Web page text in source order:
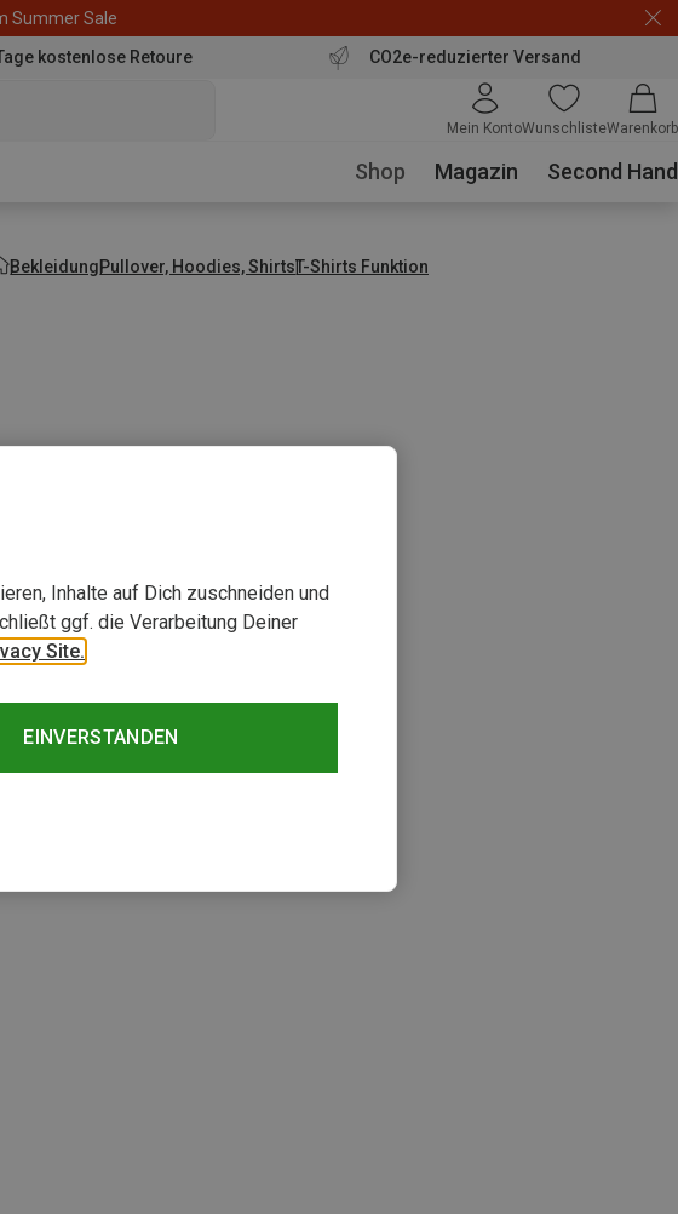
Summer Sale
kostenlose Retoure CO2e-reduzierter Versand
Mein KontoWunschlisteWarenkorb
Shop Magazin Second Hand
BekleidungPullover, Hoodies, ShirtsT-Shirts Funktion
Inhalte auf Dich zuschneiden und
ggf. die Verarbeitung Deiner
Site.
EINVERSTANDEN